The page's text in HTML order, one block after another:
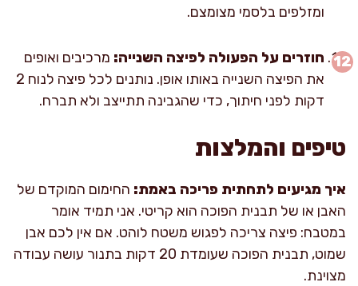
ומזלפים בלסמי מצומצם.
חוזרים על הפעולה לפיצה השנייה: מרכיבים ואופים
את הפיצה השנייה באותו אופן. נותנים לכל פיצה לנוח 2
דקות לפני חיתוך, כדי שהגבינה תתייצב ולא תברח.
טיפים והמלצות
איך מגיעים לתחתית פריכה באמת: החימום המוקדם של
האבן או של תבנית הפוכה הוא קריטי. אני תמיד אומר
במטבח: פיצה צריכה לפגוש משטח לוהט. אם אין לכם אבן
שמוט, תבנית הפוכה שעומדת 20 דקות בתנור עושה עבודה
מצוינת.